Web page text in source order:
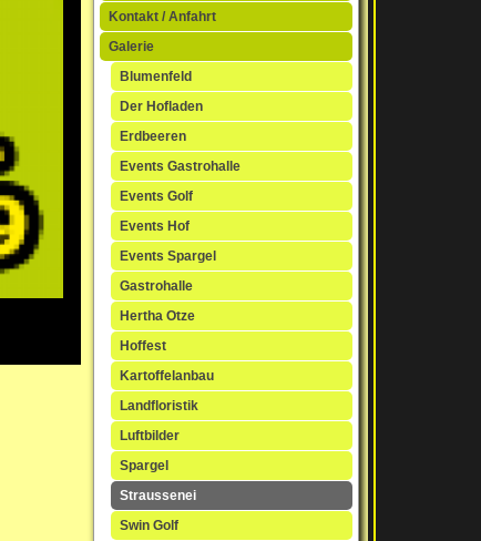
Kontakt / Anfahrt
Galerie
Blumenfeld
Der Hofladen
Erdbeeren
Events Gastrohalle
Events Golf
Events Hof
Events Spargel
Gastrohalle
Hertha Otze
Hoffest
Kartoffelanbau
Landfloristik
Luftbilder
Spargel
Straussenei
Swin Golf